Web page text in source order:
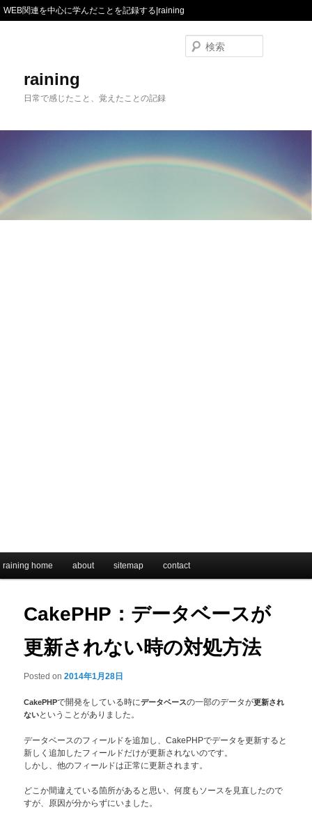
WEB関連を中心に学んだことを記録する|raining
raining
日常で感じたこと、覚えたことの記録
メインコンテンツへ移動
サブコンテンツへ移動
raining home about sitemap contact
CakePHP：データベースが
更新されない時の対処方法
Posted on2014年1月28日
CakePHPで開発をしている時にデータベースの一部のデータが更新され
ないということがありました。
データベースのフィールドを追加し、CakePHPでデータを更新すると
新しく追加したフィールドだけが更新されないのです。
しかし、他のフィールドは正常に更新されます。
どこか間違えている箇所があると思い、何度もソースを見直したので
すが、原因が分からずにいました。